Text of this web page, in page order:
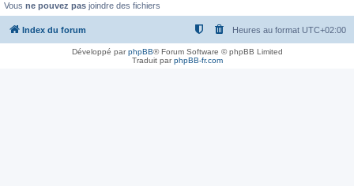
Vous ne pouvez pas joindre des fichiers
Index du forum Heures au format UTC+02:00
Développé parphpBB® Forum Software © phpBB Limited
Traduit parphpBB-fr.com